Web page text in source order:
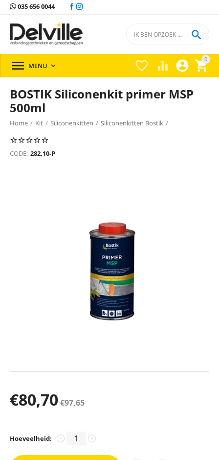
035 656 0044
0


 

 MENU 
BOSTIK Siliconenkit primer MSP
500ml
Home / Kit / Siliconenkitten / Siliconenkitten Bostik /
CODE: 282.10-P
€80,70€97,65
Hoeveelheid: +
−